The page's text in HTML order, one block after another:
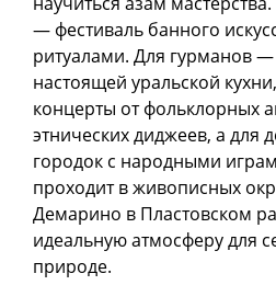
— фестиваль банного
ритуалами. Для гурманов —
настоящей уральской
концерты от фольклорных
этнических диджеев, а для
городок с народными
проходит в живописных
Демарино в Пластовском
идеальную атмосферу для
природе.